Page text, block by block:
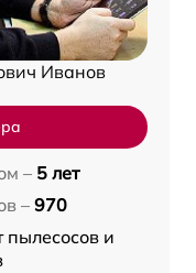
Иванов
– 5 лет
– 970
пылесосов и